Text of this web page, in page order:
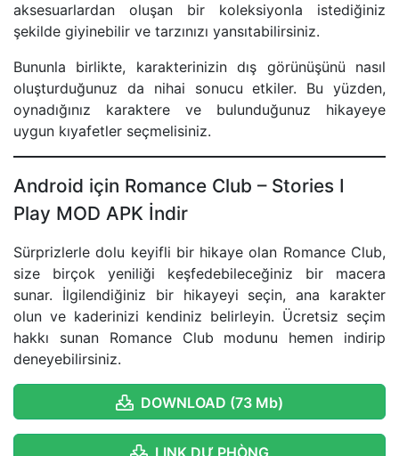
aksesuarlardan oluşan bir koleksiyonla istediğiniz
şekilde giyinebilir ve tarzınızı yansıtabilirsiniz.
Bununla birlikte, karakterinizin dış görünüşünü nasıl
oluşturduğunuz da nihai sonucu etkiler. Bu yüzden,
oynadığınız karaktere ve bulunduğunuz hikayeye
uygun kıyafetler seçmelisiniz.
Android için Romance Club – Stories I
Play MOD APK İndir
Sürprizlerle dolu keyifli bir hikaye olan Romance Club,
size birçok yeniliği keşfedebileceğiniz bir macera
sunar. İlgilendiğiniz bir hikayeyi seçin, ana karakter
olun ve kaderinizi kendiniz belirleyin. Ücretsiz seçim
hakkı sunan Romance Club modunu hemen indirip
deneyebilirsiniz.
DOWNLOAD (73 Mb)
LINK DỰ PHÒNG